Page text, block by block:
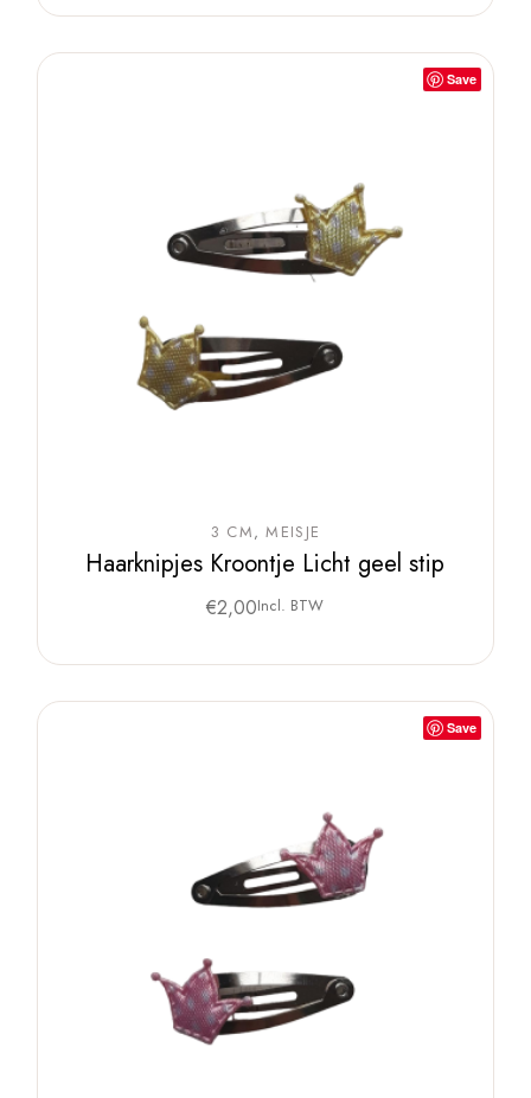
Save
3 CM MEISJE
Haarknipjes Kroontje Licht geel stip
€2,00Incl. BTW
Save